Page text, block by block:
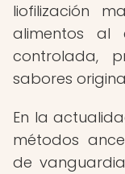
liofilización
alimentos al
controlada,
sabores
En la
métodos
de